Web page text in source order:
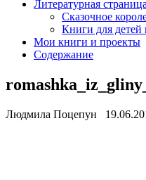
Литературная страница
Сказочное
Книги для детей
Мои книги и проекты
Содержание
Людмила Поцепун